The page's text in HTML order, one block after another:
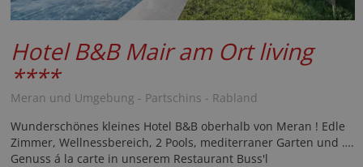
Hotel B&B Mair am Ort living
****
Meran und Umgebung - Partschins - Rabland
Wunderschönes kleines Hotel B&B oberhalb von Meran ! Edle
Zimmer, Wellnessbereich, 2 Pools, mediterraner Garten und ….
Genuss á la carte in unserem Restaurant Buss'l